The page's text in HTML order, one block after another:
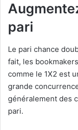
pari
Le pari chance
fait, les
comme le 1X2 est
grande
généralement des
pari.